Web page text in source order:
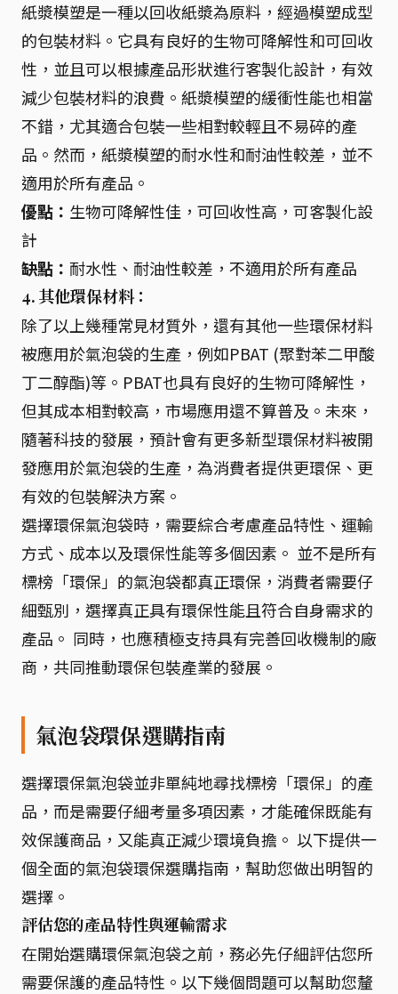
紙漿模塑是一種以回收紙漿為原料，經過模塑成型
的包裝材料。它具有良好的生物可降解性和可回收
性，並且可以根據產品形狀進行客製化設計，有效
減少包裝材料的浪費。紙漿模塑的緩衝性能也相當
不錯，尤其適合包裝一些相對較輕且不易碎的產
品。然而，紙漿模塑的耐水性和耐油性較差，並不
適用於所有產品。
優點： 生物可降解性佳，可回收性高，可客製化設
計
缺點： 耐水性、耐油性較差，不適用於所有產品
4. 其他環保材料：
除了以上幾種常見材質外，還有其他一些環保材料
被應用於氣泡袋的生產，例如PBAT (聚對苯二甲酸
丁二醇酯)等。PBAT也具有良好的生物可降解性，
但其成本相對較高，市場應用還不算普及。未來，
隨著科技的發展，預計會有更多新型環保材料被開
發應用於氣泡袋的生產，為消費者提供更環保、更
有效的包裝解決方案。
選擇環保氣泡袋時，需要綜合考慮產品特性、運輸
方式、成本以及環保性能等多個因素。 並不是所有
標榜「環保」的氣泡袋都真正環保，消費者需要仔
細甄別，選擇真正具有環保性能且符合自身需求的
產品。 同時，也應積極支持具有完善回收機制的廠
商，共同推動環保包裝產業的發展。
氣泡袋環保選購指南
選擇環保氣泡袋並非單純地尋找標榜「環保」的產
品，而是需要仔細考量多項因素，才能確保既能有
效保護商品，又能真正減少環境負擔。 以下提供一
個全面的氣泡袋環保選購指南，幫助您做出明智的
選擇。
評估您的產品特性與運輸需求
在開始選購環保氣泡袋之前，務必先仔細評估您所
需要保護的產品特性。以下幾個問題可以幫助您釐